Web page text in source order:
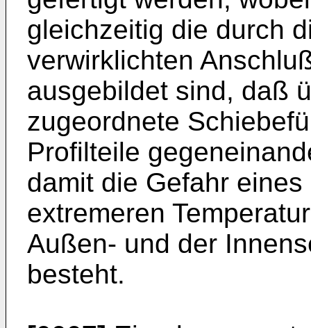
gleichzeitig die durch
verwirklichten
ausgebildet sind, daß
zugeordnete
Profilteile
damit die Gefahr
extremeren
Außen- und der
besteht.